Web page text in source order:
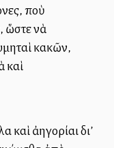
ποὺ
ὥστε νὰ
κακῶν,
καὶ
ἀλληγορίαι δι’